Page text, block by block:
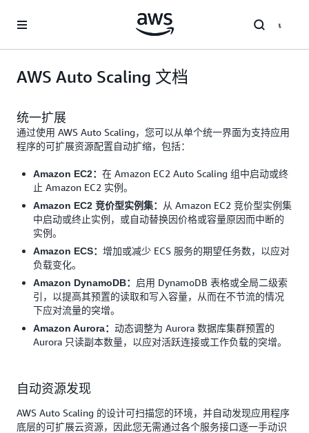
AWS Auto Scaling 文档
统一扩展
通过使用 AWS Auto Scaling，您可以从单个统一界面为支持应用
程序的可扩展资源配置自动扩缩，包括：
Amazon EC2： 在 Amazon EC2 Auto Scaling 组中启动或终
止 Amazon EC2 实例。
Amazon EC2 竞价型实例集：
从 Amazon EC2 竞价型实例集
中启动或终止实例，或自动替换因价格或容量原因而中断的
实例。
Amazon ECS： 增加或减少 ECS 服务的期望任务数，以应对
负载变化。
Amazon DynamoDB： 启用 DynamoDB 表格或全局二级索
引，以提高其预置的读取和写入容量，从而在不节流的情况
下应对流量的突增。
Amazon Aurora： 动态调整为 Aurora 数据库集群预置的
Aurora 只读副本数量，以应对活跃连接或工作负载的突增。
自动资源发现
AWS Auto Scaling 的设计可扫描您的环境，并自动发现应用程序
底层的可扩展云资源，因此您无需通过各个服务接口逐一手动识